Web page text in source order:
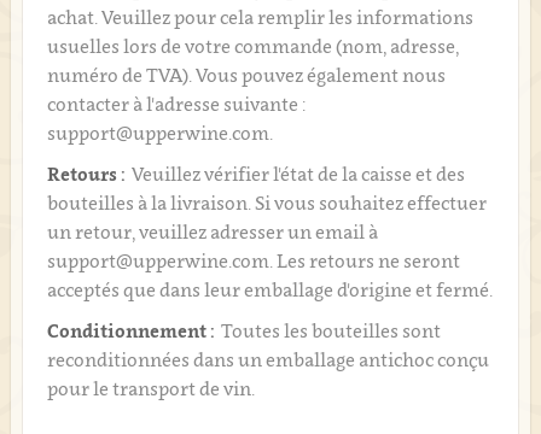
achat. Veuillez pour cela remplir les informations
usuelles lors de votre commande (nom, adresse,
numéro de TVA). Vous pouvez également nous
contacter à l'adresse suivante :
support@upperwine.com.
Retours : Veuillez vérifier l'état de la caisse et des
bouteilles à la livraison. Si vous souhaitez effectuer
un retour, veuillez adresser un email à
support@upperwine.com. Les retours ne seront
acceptés que dans leur emballage d'origine et fermé.
Conditionnement : Toutes les bouteilles sont
reconditionnées dans un emballage antichoc conçu
pour le transport de vin.